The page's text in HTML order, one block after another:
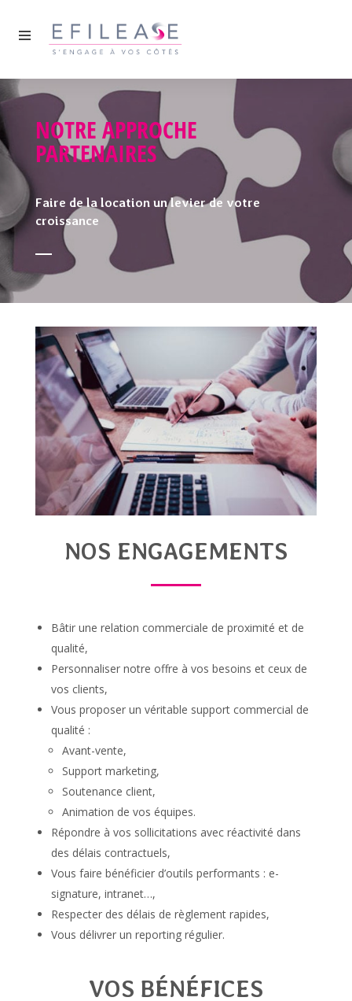
NOTRE APPROCHE
PARTENAIRES
Faire de la location un levier de votre
croissance
NOS ENGAGEMENTS
Bâtir une relation commerciale de proximité et de
qualité,
Personnaliser notre offre à vos besoins et ceux de
vos clients,
Vous proposer un véritable support commercial de
qualité :
Avant-vente,
Support marketing,
Soutenance client,
Animation de vos équipes.
Répondre à vos sollicitations avec réactivité dans
des délais contractuels,
Vous faire bénéficier d’outils performants : e-
signature, intranet…,
Respecter des délais de règlement rapides,
Vous délivrer un reporting régulier.
VOS BÉNÉFICES